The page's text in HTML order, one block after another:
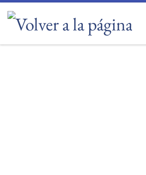
Saltar al contenido